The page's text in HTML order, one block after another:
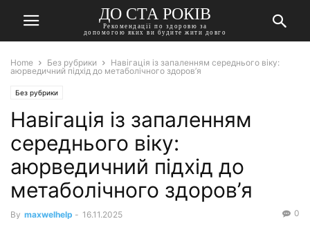
ДО СТА РОКІВ
Рекомендації по здоровю за
допомогою яких ви будите жити довго
Home Без рубрики
Навігація із запаленням середнього віку:
аюрведичний підхід до метаболічного здоров’я
Без рубрики
Навігація із запаленням
середнього віку:
аюрведичний підхід до
метаболічного здоров’я
By maxwelhelp - 16.11.2025 0